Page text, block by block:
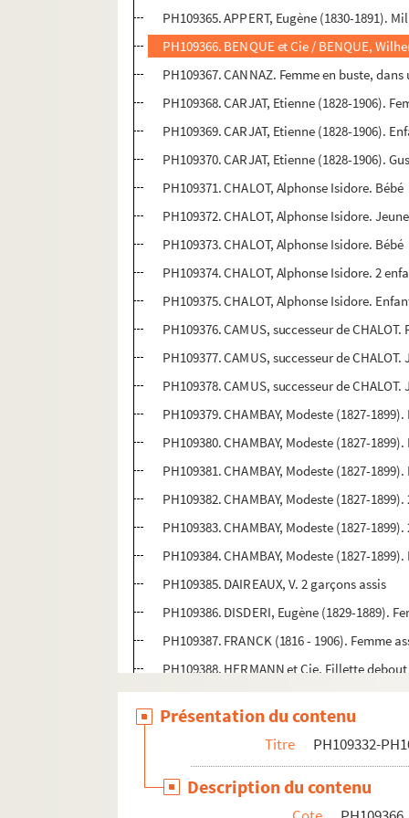
PH109365. APPERT, Eugène (1830-1891).
PH109366. BENQUE et Cie / BENQUE,
PH109367. CANNAZ. Femme en buste,
PH109368. CARJAT, Etienne (1828-1906).
PH109369. CARJAT, Etienne (1828-1906).
PH109370. CARJAT, Etienne (1828-1906).
PH109371. CHALOT, Alphonse Isidore. Bébé
PH109372. CHALOT, Alphonse Isidore.
PH109373. CHALOT, Alphonse Isidore. Bébé
PH109374. CHALOT, Alphonse Isidore. 2
PH109375. CHALOT, Alphonse Isidore.
PH109376. CAMUS, successeur de
PH109377. CAMUS, successeur de
PH109378. CAMUS, successeur de
PH109379. CHAMBAY, Modeste (1827-
PH109380. CHAMBAY, Modeste (1827-
PH109381. CHAMBAY, Modeste (1827-
PH109382. CHAMBAY, Modeste (1827-
PH109383. CHAMBAY, Modeste (1827-
PH109384. CHAMBAY, Modeste (1827-
PH109385. DAIREAUX, V. 2 garçons assis
PH109386. DISDERI, Eugène (1829-1889).
PH109387. FRANCK (1816 - 1906). Femme
PH109388. HERMANN et Cie. Fillette
PH109389. HERMANN et Cie. Garçon
PH109390. HERMANN et Cie. Fillette
PH109391. HERMANN et Cie. Garçon
PH109392. HERMANN et Cie. Fillette
PH109393. LAUGA, J. Enfant en buste
Présentation du contenu
Titre PH109332-
Description du contenu